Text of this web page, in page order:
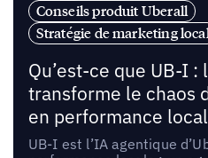
Conseils produit Uberall
Stratégie de marketing
Qu’est-ce que UB-I :
transforme le chaos
en performance
UB-I est l’IA agentique